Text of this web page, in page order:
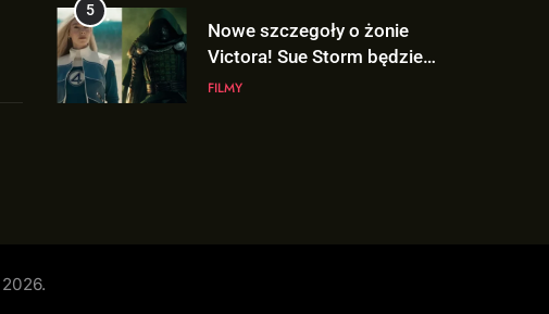
5
Nowe szczegoły o żonie
Victora! Sue Storm będzie
miała ważny wątek w
FILMY
2026.